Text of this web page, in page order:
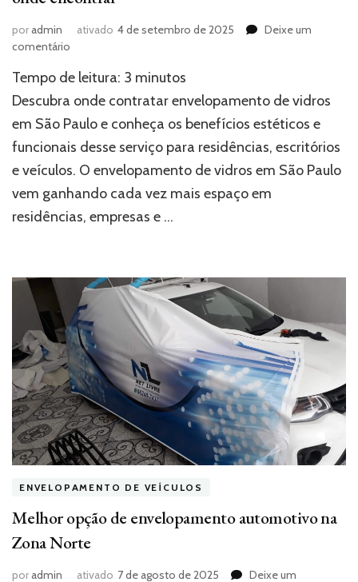
poradmin ativado 4 de setembro de 2025
Deixe um
comentário
de
vidros
São
Paulo:
saiba
onde
encontrar
Tempo de leitura: 3 minutos
Descubra onde contratar envelopamento de vidros
em São Paulo e conheça os benefícios estéticos e
funcionais desse serviço para residências, escritórios
e veículos. O envelopamento de vidros em São Paulo
vem ganhando cada vez mais espaço em
residências, empresas e …
ENVELOPAMENTO DE VEÍCULOS
Melhor opção de envelopamento automotivo na
Zona Norte
poradmin ativado 7 de agosto de 2025
Deixe um